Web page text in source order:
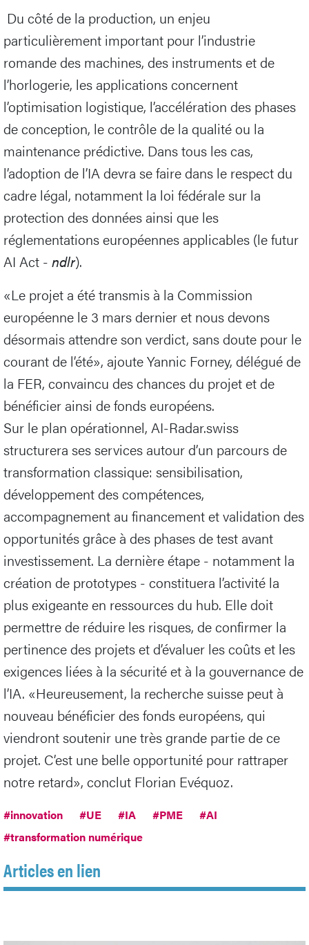
Du côté de la production, un enjeu
particulièrement important pour l’industrie
romande des machines, des instruments et de
l’horlogerie, les applications concernent
l’optimisation logistique, l’accélération des phases
de conception, le contrôle de la qualité ou la
maintenance prédictive. Dans tous les cas,
l’adoption de l’IA devra se faire dans le respect du
cadre légal, notamment la loi fédérale sur la
protection des données ainsi que les
réglementations européennes applicables (le futur
AI Act - ndlr).
«Le projet a été transmis à la Commission
européenne le 3 mars dernier et nous devons
désormais attendre son verdict, sans doute pour le
courant de l’été», ajoute Yannic Forney, délégué de
la FER, convaincu des chances du projet et de
bénéficier ainsi de fonds européens.
Sur le plan opérationnel, AI-Radar.swiss
structurera ses services autour d’un parcours de
transformation classique: sensibilisation,
développement des compétences,
accompagnement au financement et validation des
opportunités grâce à des phases de test avant
investissement. La dernière étape - notamment la
création de prototypes - constituera l’activité la
plus exigeante en ressources du hub. Elle doit
permettre de réduire les risques, de confirmer la
pertinence des projets et d’évaluer les coûts et les
exigences liées à la sécurité et à la gouvernance de
l’IA. «Heureusement, la recherche suisse peut à
nouveau bénéficier des fonds européens, qui
viendront soutenir une très grande partie de ce
projet. C’est une belle opportunité pour rattraper
notre retard», conclut Florian Evéquoz.
#innovation #UE #IA #PME
#AI
#transformation numérique
Articles en lien